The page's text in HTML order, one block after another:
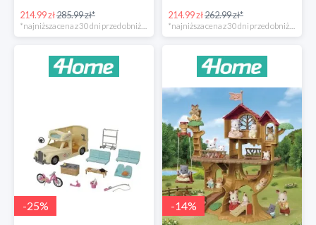
214.99 zł285.99 zł* 214.99 zł262.99 zł*
-25% -14%